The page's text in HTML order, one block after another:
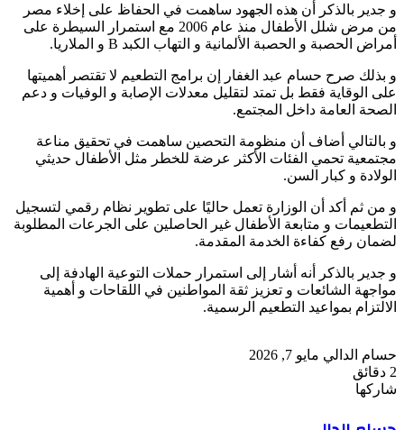
و جدير بالذكر أن هذه الجهود ساهمت في الحفاظ على إخلاء مصر
من مرض شلل الأطفال منذ عام 2006 مع استمرار السيطرة على
أمراض الحصبة و الحصبة الألمانية و التهاب الكبد B و الملاريا.
و بذلك صرح حسام عبد الغفار إن برامج التطعيم لا تقتصر أهميتها
على الوقاية فقط بل تمتد لتقليل معدلات الإصابة و الوفيات و دعم
الصحة العامة داخل المجتمع.
و بالتالي أضاف أن منظومة التحصين ساهمت في تحقيق مناعة
مجتمعية تحمي الفئات الأكثر عرضة للخطر مثل الأطفال حديثي
الولادة و كبار السن.
و من ثم أكد أن الوزارة تعمل حاليًا على تطوير نظام رقمي لتسجيل
التطعيمات و متابعة الأطفال غير الحاصلين على الجرعات المطلوبة
لضمان رفع كفاءة الخدمة المقدمة.
و جدير بالذكر أنه أشار إلى استمرار حملات التوعية الهادفة إلى
مواجهة الشائعات و تعزيز ثقة المواطنين في اللقاحات و أهمية
الالتزام بمواعيد التطعيم الرسمية.
حسام الدالي أرسل
مايو 7, 2026
2 دقائق
فيسبوك
‫X
لينكدإن
بينتيريست
‫Pocket
واتساب
تيلقرام
ڤايبر
لاين
شاركها